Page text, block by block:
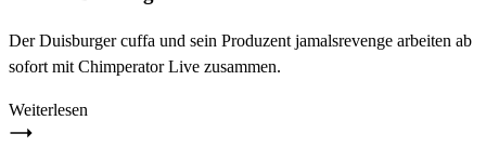
Der Duisburger cuffa und sein Produzent jamalsrevenge arbeiten ab
sofort mit Chimperator Live zusammen.
Weiterlesen